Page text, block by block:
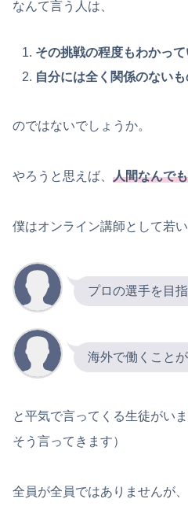
なんて言う人は、
その挑戦の程度もわかって
自分には全く関係のない
のではないでしょうか。
やろうと思えば、 人間なんで
僕はオンライン講師として若
プロの選手を目
海外で働くこと
と平気で言ってくる生徒がい
そう言ってきます）
全員が全員ではありませんが